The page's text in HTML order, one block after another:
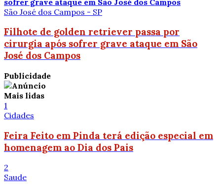
São José dos Campos - SP
Filhote de golden retriever passa por
cirurgia após sofrer grave ataque em São
José dos Campos
Publicidade
Mais lidas
1
Cidades
Feira Feito em Pinda terá edição especial em
homenagem ao Dia dos Pais
2
Saude